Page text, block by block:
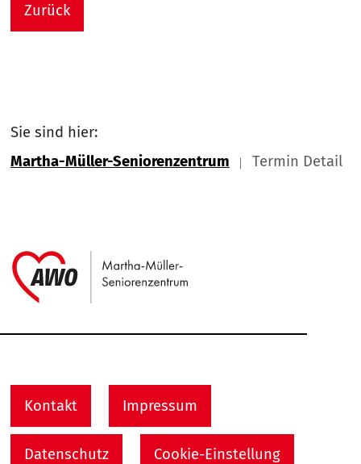
Zurück
Sie sind hier:
Martha-Müller-Seniorenzentrum
Termin Detail
Kontakt Impressum
Datenschutz Cookie-Einstellung